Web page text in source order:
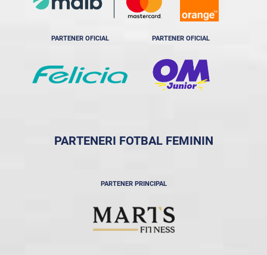
PARTENER OFICIAL PARTENER OFICIAL
PARTENERI FOTBAL FEMININ
PARTENER PRINCIPAL